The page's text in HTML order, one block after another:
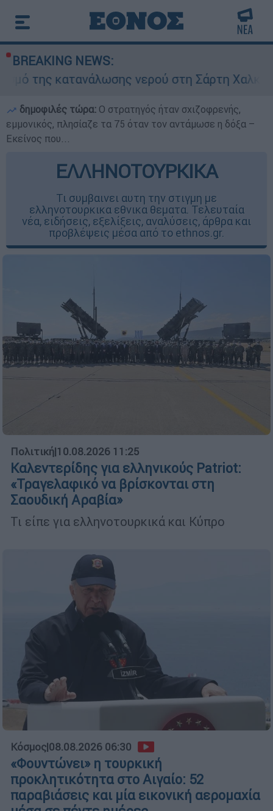
BREAKING NEWS:
νερού στη Σάρτη Χαλκιδικής -
δημοφιλές τώρα: O στρατηγός ήταν σχιζοφρενής,
εμμονικός, πλησίαζε τα 75 όταν τον αντάμωσε η δόξα –
Εκείνος που...
ΕΛΛΗΝΟΤΟΥΡΚΙΚΑ
Τι συμβαινει αυτη την στιγμη με
ελληνοτουρκικα εθνικα θεματα. Τελευταία
νέα, ειδήσεις, εξελίξεις, αναλύσεις, άρθρα και
προβλέψεις μέσα από το ethnos.gr.
Πολιτική|10.08.2026 11:25
Καλεντερίδης για ελληνικούς Patriot:
«Τραγελαφικό να βρίσκονται στη
Σαουδική Αραβία»
Τι είπε για ελληνοτουρκικά και Κύπρο
Κόσμος|08.08.2026 06:30
«Φουντώνει» η τουρκική
προκλητικότητα στο Αιγαίο: 52
παραβιάσεις και μία εικονική αερομαχία